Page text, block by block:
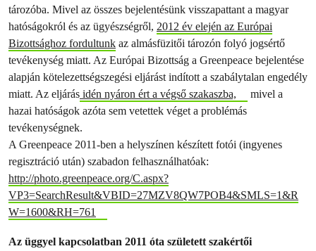
tározóba. Mivel az összes bejelentésünk visszapattant a magyar
hatóságokról és az ügyészségről, 2012 év elején az Európai
Bizottsághoz fordultunk az almásfüzitői tározón folyó jogsértő
tevékenység miatt. Az Európai Bizottság a Greenpeace bejelentése
alapján kötelezettségszegési eljárást indított a szabálytalan engedély
miatt. Az eljárás idén nyáron ért a végső szakaszba,
mivel a
hazai hatóságok azóta sem vetettek véget a problémás
tevékenységnek.
A Greenpeace 2011-ben a helyszínen készített fotói (ingyenes
regisztráció után) szabadon felhasználhatóak:
http://photo.greenpeace.org/C.aspx?
VP3=SearchResult&VBID=27MZV8QW7POB4&SMLS=1&R
W=1600&RH=761
Az üggyel kapcsolatban 2011 óta született szakértői